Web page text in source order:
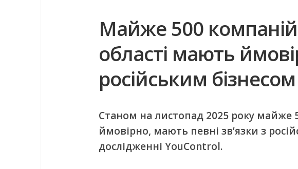
Майже 500 компаній
області мають
російським бізнесом
Станом на листопад 2025 року майже
ймовірно, мають певні зв’язки з
дослідженні YouСontrol.